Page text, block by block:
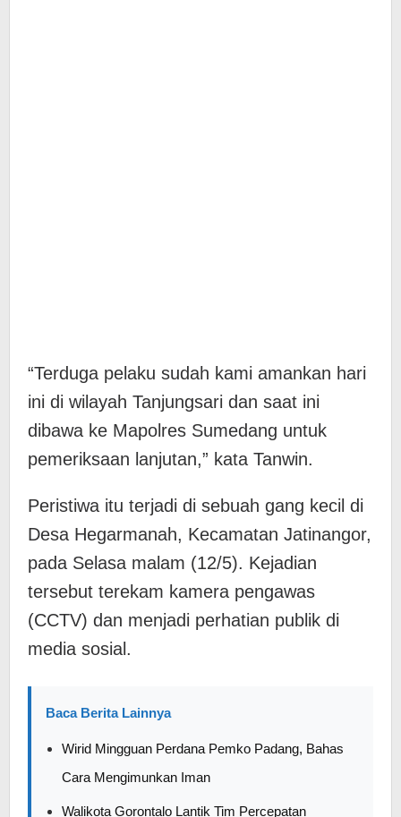
“Terduga pelaku sudah kami amankan hari
ini di wilayah Tanjungsari dan saat ini
dibawa ke Mapolres Sumedang untuk
pemeriksaan lanjutan,” kata Tanwin.
Peristiwa itu terjadi di sebuah gang kecil di
Desa Hegarmanah, Kecamatan Jatinangor,
pada Selasa malam (12/5). Kejadian
tersebut terekam kamera pengawas
(CCTV) dan menjadi perhatian publik di
media sosial.
Baca Berita Lainnya
Wirid Mingguan Perdana Pemko Padang, Bahas
Cara Mengimunkan Iman
Walikota Gorontalo Lantik Tim Percepatan